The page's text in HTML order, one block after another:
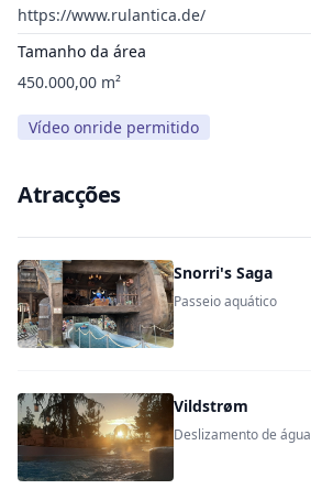
https://www.rulantica.de/
Tamanho da área
450.000,00 m²
Vídeo onride permitido
Atracções
Snorri's Saga
Passeio aquático
Vildstrøm
Deslizamento de água